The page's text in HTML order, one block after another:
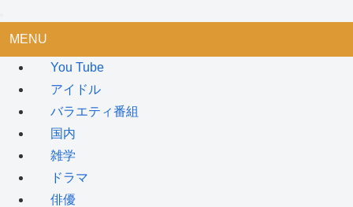
MENU
You Tube
アイドル
バラエティ番組
国内
雑学
ドラマ
俳優